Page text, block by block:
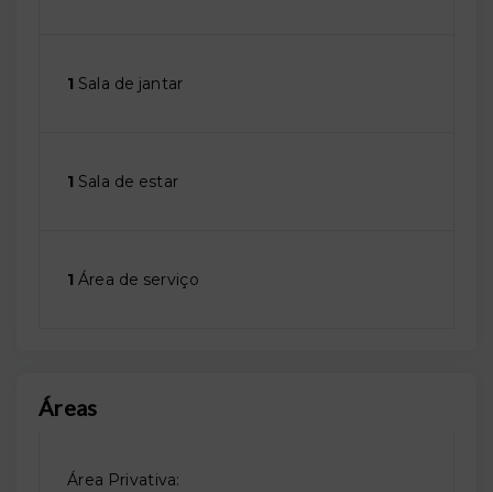
1 Sala de jantar
1 Sala de estar
1 Área de serviço
Áreas
Área Privativa: